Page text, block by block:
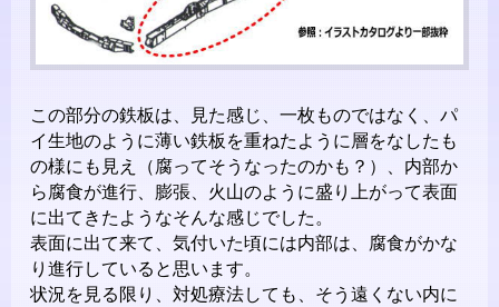
この部分の鉄板は、見た感じ、一枚ものではなく、パ
イ生地のように薄い鉄板を重ねたように層をなしたも
の様にも見え（腐ってそうなったのかも？）、内部か
ら腐食が進行、膨張、火山のように盛り上がって表面
に出てきたようなそんな感じでした。
表面に出て来て、気付いた頃には内部は、腐食がかな
り進行していると思います。
状況を見る限り、対処療法しても、そう遠くない内に